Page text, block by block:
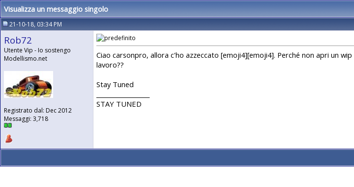
Visualizza un messaggio singolo
21-10-18, 03:34 PM
Rob72
Utente Vip - Io sostengo
Modellismo.net
Registrato dal: Dec 2012
Messaggi: 3,718
Ciao carsonpro, allora c'ho azzeccato [emoji4][emoji4]. Perché non apri un
lavoro??
Stay Tuned
STAY TUNED